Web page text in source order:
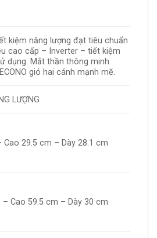
kiệm năng lượng đạt tiêu chuẩn
cao cấp – Inverter – tiết kiệm
dụng. Mắt thần thông minh.
gió hai cánh mạnh mẽ.
LƯỢNG
Cao 29.5 cm – Dày 28.1 cm
– Cao 59.5 cm – Dày 30 cm